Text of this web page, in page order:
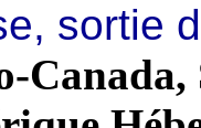
sortie
Canada,